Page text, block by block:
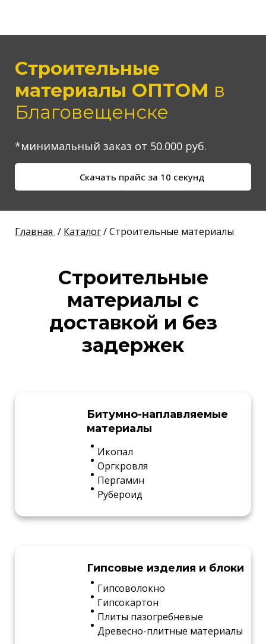
Строительные
материалы ОПТОМ в
Благовещенске
*минимальный заказ от 50.000 руб.
Скачать прайс за 10 секунд
Главная / Каталог/ Строительные материалы
Строительные
материалы с
доставкой и без
задержек
Битумно-наплавляемые
материалы
Икопал
Оргкровля
Пергамин
Рубероид
Гипсовые изделия и блоки
Гипсоволокно
Гипсокартон
Плиты пазогребневые
Древесно-плитные материалы